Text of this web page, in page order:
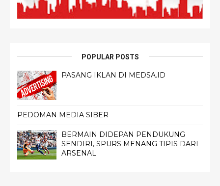
POPULAR POSTS
PASANG IKLAN DI MEDSA.ID
PEDOMAN MEDIA SIBER
BERMAIN DIDEPAN PENDUKUNG
SENDIRI, SPURS MENANG TIPIS DARI
ARSENAL